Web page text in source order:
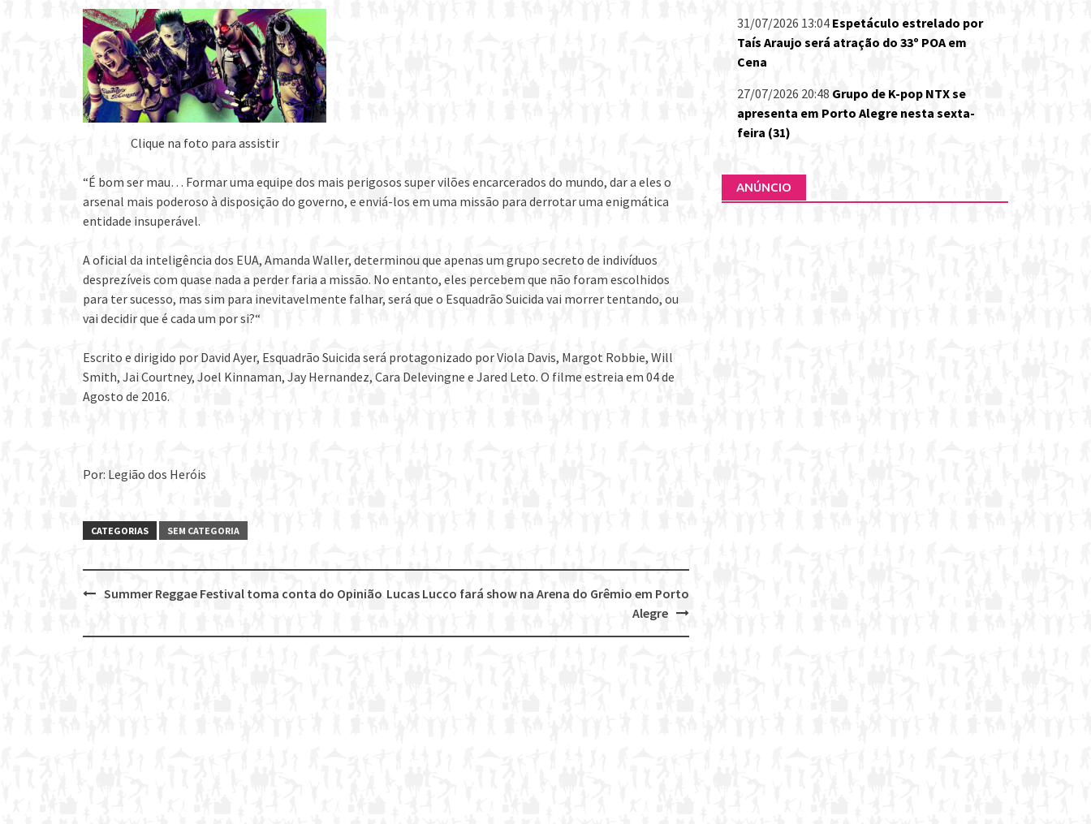
Clique na foto para assistir
“É bom ser mau… Formar uma equipe dos mais perigosos super vilões encarcerados do mundo, dar a eles o
arsenal mais poderoso à disposição do governo, e enviá-los em uma missão para derrotar uma enigmática
entidade insuperável.
A oficial da inteligência dos EUA, Amanda Waller, determinou que apenas um grupo secreto de indivíduos
desprezíveis com quase nada a perder faria a missão. No entanto, eles percebem que não foram escolhidos
para ter sucesso, mas sim para inevitavelmente falhar, será que o Esquadrão Suicida vai morrer tentando, ou
vai decidir que é cada um por si?“
Escrito e dirigido por David Ayer, Esquadrão Suicida será protagonizado por Viola Davis, Margot Robbie, Will
Smith, Jai Courtney, Joel Kinnaman, Jay Hernandez, Cara Delevingne e Jared Leto. O filme estreia em 04 de
Agosto de 2016.
Por: Legião dos Heróis
CATEGORIAS SEM CATEGORIA
navigation
Lucas Lucco fará show na Arena do Grêmio em Porto
Alegre
Summer Reggae Festival toma conta do Opinião
31/07/2026 13:04 Espetáculo estrelado por
Taís Araujo será atração do 33º POA em
Cena
27/07/2026 20:48 Grupo de K-pop NTX se
apresenta em Porto Alegre nesta sexta-
feira (31)
ANÚNCIO